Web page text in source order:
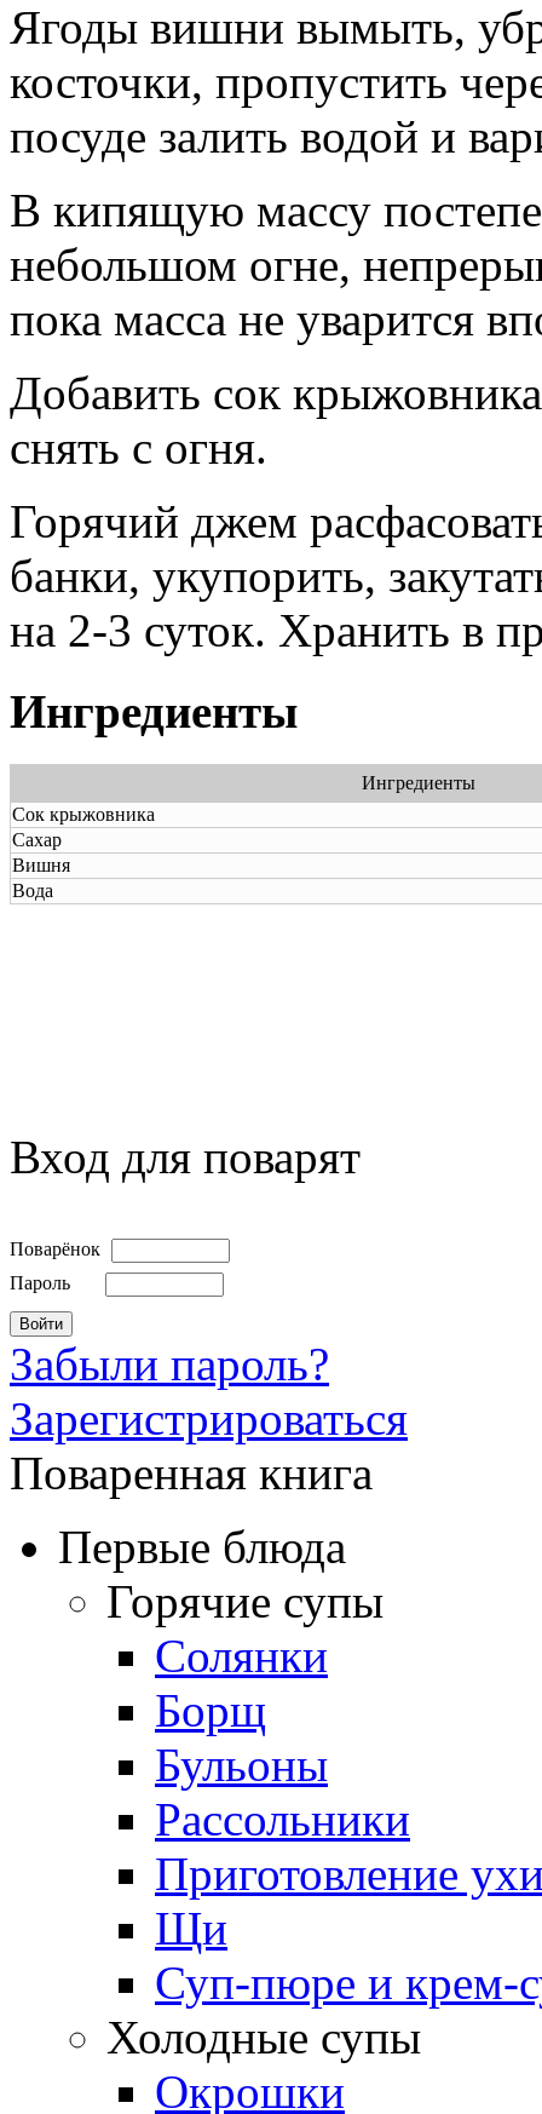
Ягоды вишни вымыть,
косточки, пропустить
посуде залить водой и
В кипящую массу
небольшом огне,
пока масса не уварится
Добавить сок
снять с огня.
Горячий джем
банки, укупорить,
на 2-3 суток. Хранить в
Ингредиенты
Ингредиенты
Сок крыжовника
Сахар
Вишня
Вода
Вход для поварят
Поварёнок
Пароль
Забыли пароль?
Зарегистрироваться
Поваренная книга
Первые блюда
Горячие супы
Солянки
Борщ
Бульоны
Рассольники
Приготовление
Щи
Суп-пюре и крем-
Холодные супы
Окрошки